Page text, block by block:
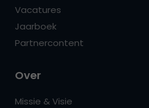
Vacatures
Jaarboek
Partnercontent
Over
Missie & Visie